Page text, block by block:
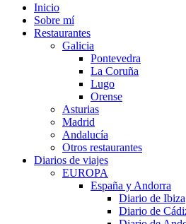
Inicio
Sobre mí
Restaurantes
Galicia
Pontevedra
La Coruña
Lugo
Orense
Asturias
Madrid
Andalucía
Otros restaurantes
Diarios de viajes
EUROPA
España y Andorra
Diario de Ibiza
Diario de